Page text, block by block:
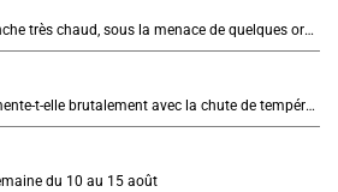
Météo de demain : un dimanche très chaud, sous la menace de quelques orages
Eclipse J-5 : l'humidité augmente-t-elle brutalement avec la chute de température pendant l'éclipse du 12 août ?
du 10 au 15 août